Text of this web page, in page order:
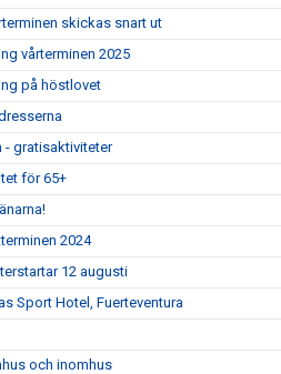
skickas snart ut
vårterminen 2025
på höstlovet
- gratisaktiviteter
för 65+
2024
12 augusti
Sport Hotel, Fuerteventura
och inomhus